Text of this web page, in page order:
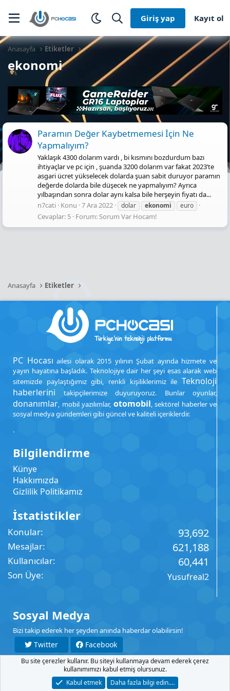
Giriş yap Kayıt ol
Anasayfa Etiketler
ekonomi
Paramın Değer Kaybetmemesi İçin Ne
Yapmalıyım?
Yaklaşık 4300 dolarım vardı , bi kısmını bozdurdum bazı
ihtiyaçlar ve pc için , şuanda 3200 dolarım var fakat 2023’te
asgari ücret yükselecek dolarda şuan sabit duruyor paramın
değerde dolarda bile düşecek ne yapmalıyım? Ayrıca
yılbaşından sonra dolar aynı kalsa bile herşeyin fiyatı da...
n7cati Konu 7 Ara 2022 dolar ekonomi euro
Cevaplar: 5 Forum:Sorum Var Hocam!
Anasayfa Etiketler
PC Hocası ailesi olarak 2015 yılının Şubat ayında hizmete ve
yayın hayatına başladık. Teknolojiye dair her şeyi esas alarak web
sitemizde paylaştığımız gibi, renkli kişiliklerimiz ile Teknoloji
haberlerini takipçilerimize duyuruyoruz. Bunlar oyunlar,
donanımlar, mobil yazılımlar, otomobil, sektörel haberler ve
sosyal medya gündemleri gibi güncel ve kaliteli içeriklerdir.
.
Bilgilendirme
Künye
Hakkımızda
Gizlilik Politikamız
İstatistikler
Konular 93,692
Mesajlar 621,188
Kullanıcılar 60,441
Son Üye Yusufreal2
Sosyal Medya
Bizi takip ederek her şeyden anında haberdar olabilirsin!
Twitter
Facebook
YouTube
Instagram
Şartlar Gizlilik Yardım Anasayfa
R
Bu site çerezler kullanır. Bu siteyi kullanmaya devam ederek çerez
kullanımımızı kabul etmiş olursunuz.
Kabul etmek
Daha fazla bilgi edin.…